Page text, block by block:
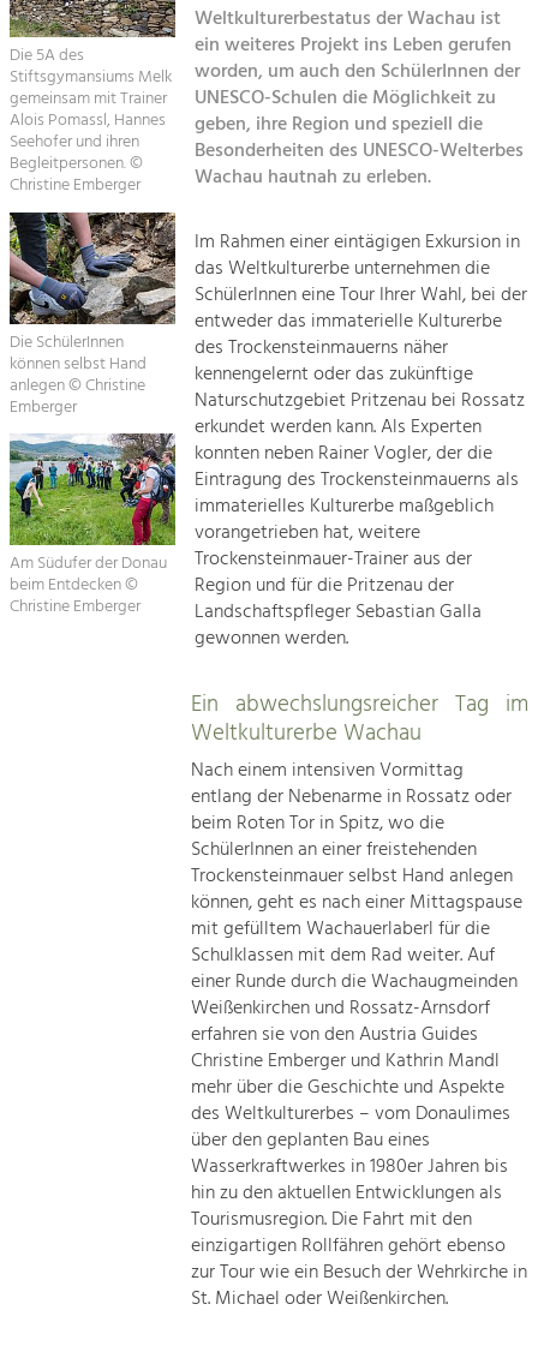
Suche
Impressum
Kontakt
Landscape.
Tourism
Offer Development and Positioning
Art & Culture
Crafts, Science and Research.
Social Affairs, Education
& Identity
Equality, Youth and Integration.
Mobility & Energy
Climate Change, Public Transport and
Renewable Energy.
Economy
Increase in Regional Value Added.
Die 5A des
Stiftsgymansiums Melk
gemeinsam mit Trainer
Alois Pomassl, Hannes
Seehofer und ihren
Begleitpersonen. ©
Christine Emberger
Die SchülerInnen
können selbst Hand
anlegen © Christine
Emberger
Am Südufer der Donau
beim Entdecken ©
Christine Emberger
Weltkulturerbestatus der Wachau ist
ein weiteres Projekt ins Leben gerufen
worden, um auch den SchülerInnen der
UNESCO-Schulen die Möglichkeit zu
geben, ihre Region und speziell die
Besonderheiten des UNESCO-Welterbes
Wachau hautnah zu erleben.
Im Rahmen einer eintägigen Exkursion in
das Weltkulturerbe unternehmen die
SchülerInnen eine Tour Ihrer Wahl, bei der
entweder das immaterielle Kulturerbe
des Trockensteinmauerns näher
kennengelernt oder das zukünftige
Naturschutzgebiet Pritzenau bei Rossatz
erkundet werden kann. Als Experten
konnten neben Rainer Vogler, der die
Eintragung des Trockensteinmauerns als
immaterielles Kulturerbe maßgeblich
vorangetrieben hat, weitere
Trockensteinmauer-Trainer aus der
Region und für die Pritzenau der
Landschaftspfleger Sebastian Galla
gewonnen werden.
Ein abwechslungsreicher Tag im
Weltkulturerbe Wachau
Nach einem intensiven Vormittag
entlang der Nebenarme in Rossatz oder
beim Roten Tor in Spitz, wo die
SchülerInnen an einer freistehenden
Trockensteinmauer selbst Hand anlegen
können, geht es nach einer Mittagspause
mit gefülltem Wachauerlaberl für die
Schulklassen mit dem Rad weiter. Auf
einer Runde durch die Wachaugmeinden
Weißenkirchen und Rossatz-Arnsdorf
erfahren sie von den Austria Guides
Christine Emberger und Kathrin Mandl
mehr über die Geschichte und Aspekte
des Weltkulturerbes – vom Donaulimes
über den geplanten Bau eines
Wasserkraftwerkes in 1980er Jahren bis
hin zu den aktuellen Entwicklungen als
Tourismusregion. Die Fahrt mit den
einzigartigen Rollfähren gehört ebenso
zur Tour wie ein Besuch der Wehrkirche in
St. Michael oder Weißenkirchen.